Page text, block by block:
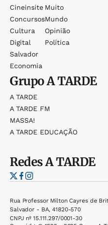
Cineinsite
Concursos
Cultura
Digital
Salvador
Economia
Muito
Mundo
Opinião
Política
GrupoA TARDE
A TARDE
A TARDE FM
MASSA!
A TARDE EDUCAÇÃO
RedesA TARDE
Rua Professor Milton Cayres de
Salvador - BA, 41820-570
CNPJ nº 15.111.297/0001-30